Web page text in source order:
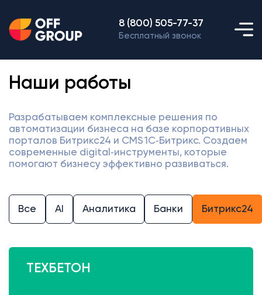
8 (800) 505-77-37
Бесплатный звонок
Наши работы
Разрабатываем комплексные решения по
автоматизации бизнеса на базе корпоративных
порталов Битрикс24 и CMS 1С‑Битрикс. Создаем
современные digital‑инструменты, которые
помогают бизнесу эффективно развиваться.
Все AI Аналитика Банки Битрикс24
ТЕХБЕТОН